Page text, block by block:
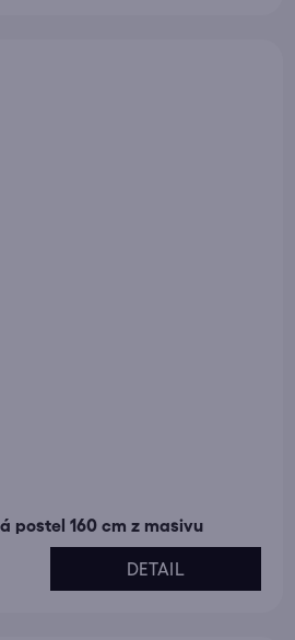
postel 160 cm z masivu
DETAIL